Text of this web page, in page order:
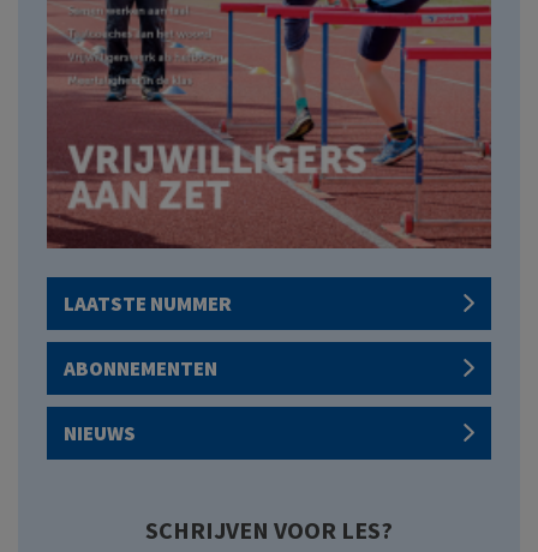
LAATSTE NUMMER
ABONNEMENTEN
NIEUWS
SCHRIJVEN VOOR LES?